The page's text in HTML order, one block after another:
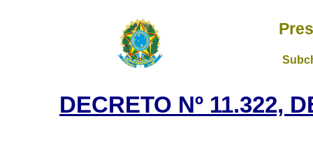
DECRETO Nº 11.322,